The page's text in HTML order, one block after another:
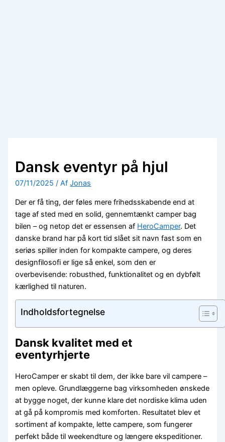
Dansk eventyr på hjul
07/11/2025/ AfJonas
Der er få ting, der føles mere frihedsskabende end at
tage af sted med en solid, gennemtænkt camper bag
bilen – og netop det er essensen af HeroCamper. Det
danske brand har på kort tid slået sit navn fast som en
seriøs spiller inden for kompakte campere, og deres
designfilosofi er lige så enkel, som den er
overbevisende: robusthed, funktionalitet og en dybfølt
kærlighed til naturen.
Indholdsfortegnelse
Dansk kvalitet med et
eventyrhjerte
HeroCamper er skabt til dem, der ikke bare vil campere –
men opleve. Grundlæggerne bag virksomheden ønskede
at bygge noget, der kunne klare det nordiske klima uden
at gå på kompromis med komforten. Resultatet blev et
sortiment af kompakte, lette campere, som fungerer
perfekt både til weekendture og længere ekspeditioner.